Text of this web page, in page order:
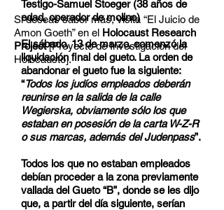
Testigo-Samuel Stoeger (38 años de
edad, operador de molino)
El sábado, 13 de marzo, comenzó la
liquidación final del gueto. La orden de
abandonar el gueto fue la siguiente:
“Todos los judíos empleados deberán
reunirse en la salida de la calle
Wegierska, obviamente sólo los que
estaban en posesión de la carta W-Z-R
o sus marcas, además del Judenpass”.
Todos los que no estaban empleados
debían proceder a la zona previamente
vallada del Gueto “B”, donde se les dijo
que, a partir del día siguiente, serían
Si deseas saber más, visita “El Juicio de
Amon Goeth” en el Holocaust Research
Project[Proyecto de Investigación del
Holocausto].